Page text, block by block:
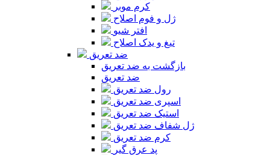
کرم موبر
ژل و فوم اصلاح
افتر شیو
تیغ و یدک اصلاح
ضد تعریق
بازگشت به ضد تعریق
ضد تعریق
رول ضد تعریق
اسپری ضد تعریق
استیک ضد تعریق
ژل شفاف ضد تعریق
کرم ضد تعریق
پد عرق گیر